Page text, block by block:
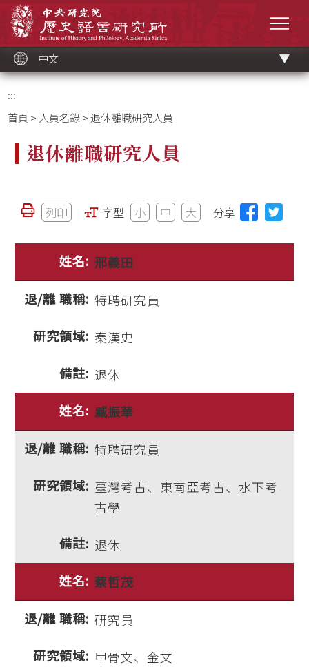
中文
:::
首頁 > 人員名錄> 退休離職研究人員
退休離職研究人員
列印 字型 小 中 大 分享
邢義田
特聘研究員
秦漢史
退休
臧振華
特聘研究員
臺灣考古、東南亞考古、水下考
古學
退休
蔡哲茂
研究員
甲骨文、金文